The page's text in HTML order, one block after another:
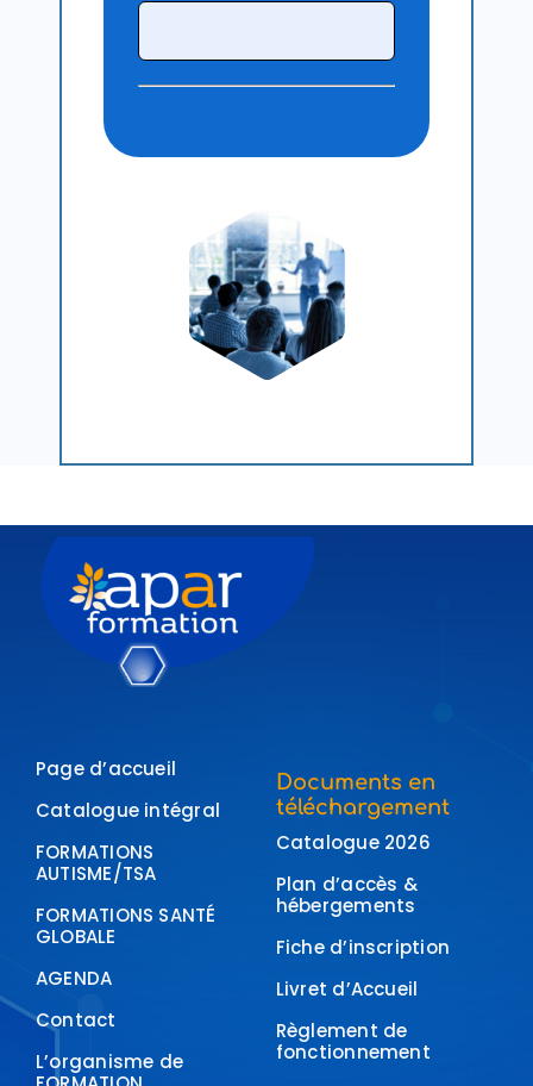
Page d’accueil
Catalogue intégral
FORMATIONS
AUTISME/TSA
FORMATIONS SANTÉ
GLOBALE
AGENDA
Contact
L’organisme de
Documents en
téléchargement
Catalogue 2026
Plan d’accès &
hébergements
Fiche d’inscription
Livret d’Accueil
Règlement de
fonctionnement